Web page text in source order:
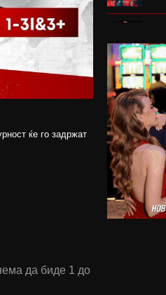
ќе го задржат
да биде 1 до
го